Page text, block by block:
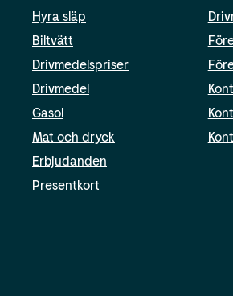
Hyra släp
Biltvätt
Drivmedelspriser
Drivmedel
Gasol
Mat och dryck
Erbjudanden
Presentkort